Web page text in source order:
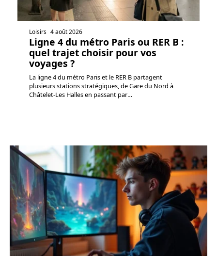
Loisirs 4 août 2026
Ligne 4 du métro Paris ou RER B :
quel trajet choisir pour vos
voyages ?
La ligne 4 du métro Paris et le RER B partagent
plusieurs stations stratégiques, de Gare du Nord à
Châtelet-Les Halles en passant par…